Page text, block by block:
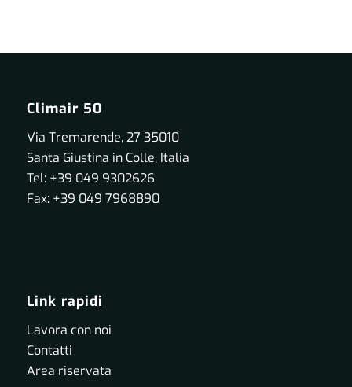
Climair 50
Via Tremarende, 27 35010
Santa Giustina in Colle, Italia
Tel: +39 049 9302626
Fax: +39 049 7968890
Link rapidi
Lavora con noi
Contatti
Area riservata